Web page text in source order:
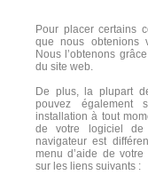
Pour placer certains
que nous obtenions
Nous l’obtenons
du site web.
De plus, la plupart
pouvez également
installation à tout
de votre logiciel de
navigateur est
menu d’aide de
sur les liens suivants :